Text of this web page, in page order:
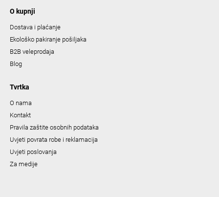
O kupnji
Dostava i plaćanje
Ekološko pakiranje pošiljaka
B2B veleprodaja
Blog
Tvrtka
O nama
Kontakt
Pravila zaštite osobnih podataka
Uvjeti povrata robe i reklamacija
Uvjeti poslovanja
Za medije